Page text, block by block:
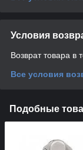
Условия
Возврат товара в
Все условия
Подобные